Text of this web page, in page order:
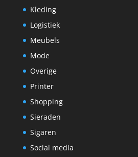
Kleding
Logistiek
Meubels
Mode
Overige
Printer
Shopping
Sieraden
Sigaren
Social media